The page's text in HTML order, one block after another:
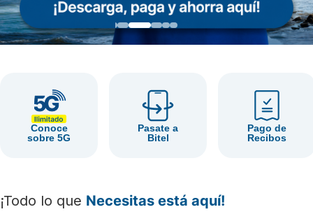
Conoce
sobre 5G
Pasate a
Bitel
Pago de
Recibos
¡Todo lo que Necesitas está aquí!